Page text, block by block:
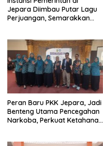
Jepara Diimbau Putar Lagu
Perjuangan, Semarakkan
Peran Baru PKK Jepara, Jadi
Benteng Utama Pencegahan
Narkoba, Perkuat Ketahanan